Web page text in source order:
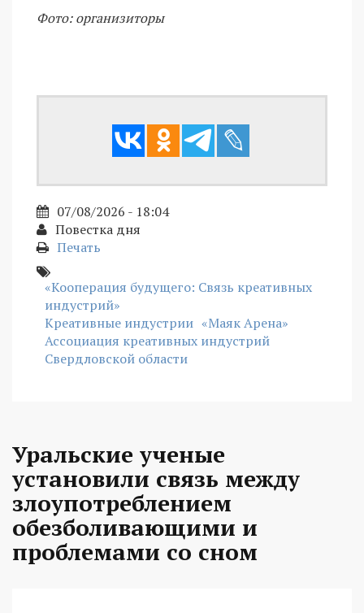
Фото: организиторы
07/08/2026 - 18:04
Повестка дня
Печать
«Кооперация будущего: Связь креативных
индустрий»
Креативные индустрии «Маяк Арена»
Ассоциация креативных индустрий
Свердловской области
Уральские ученые
установили связь между
злоупотреблением
обезболивающими и
проблемами со сном